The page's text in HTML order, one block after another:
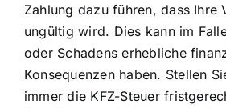
Zahlung dazu führen, dass Ihre
ungültig wird. Dies kann im
oder Schadens erhebliche
Konsequenzen haben. Stellen
immer die KFZ-Steuer